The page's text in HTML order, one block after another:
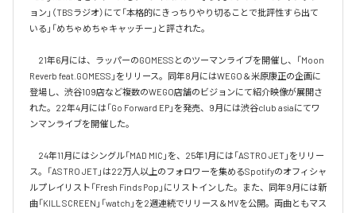
ョン」（TBSラジオ）にて「本格的にきっちりやり切ることで批評性すら出て
いる」「めちゃめちゃキャッチー」と評された。
21年6月には、ラッパーのGOMESSとのツーマンライブを開催し、「Moon
Reverb feat.GOMESS」をリリース。同年8月にはWEGO＆米原康正の企画に
登場し、渋谷109店など複数のWEGO店舗のビジョンにて紹介映像が展開さ
れた。22年4月には「Go Forward EP」を発売、9月には渋谷club asiaにてワ
ンマンライブを開催した。
24年11月にはシングル「MAD MIC」を、25年1月には「ASTRO JET」をリリー
ス。「ASTRO JET」は22万人以上のフォロワーを集めるSpotifyのオフィシャ
ルプレイリスト「Fresh Finds Pop」にリストインした。また、同年9月には新
曲「KILL SCREEN」「watch」を2週連続でリリース＆MVを公開。両曲ともマス